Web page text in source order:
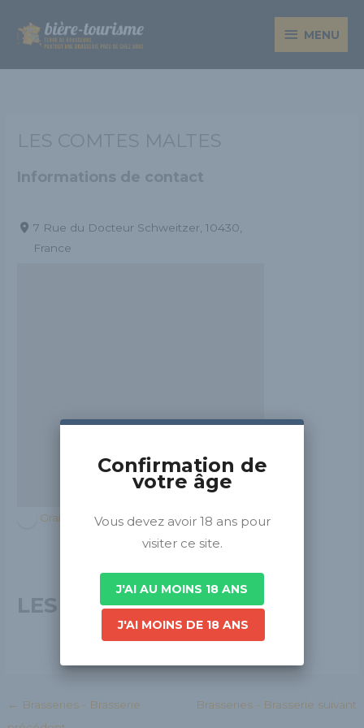
contenu
MENU
MENU
LES COMTES MALTES
Informations de contact
7 Rue du Docteur Schweitzer, 10430,
France
Grand Est
LES COMTES MALTES
← Brasseries - Brasserie
Brasseries - Brasserie suivant
Confirmation de
votre âge
Vous devez avoir 18 ans pour
visiter ce site.
J'AI AU MOINS 18 ANS
J'AI MOINS DE 18 ANS